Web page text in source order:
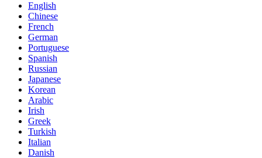
English
Chinese
French
German
Portuguese
Spanish
Russian
Japanese
Korean
Arabic
Irish
Greek
Turkish
Italian
Danish